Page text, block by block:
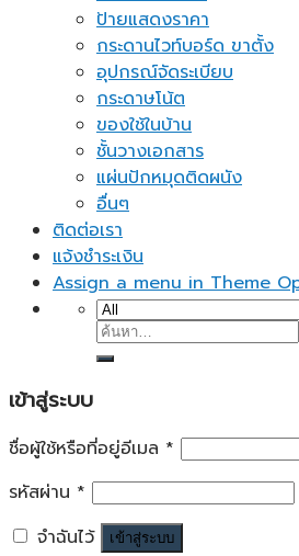
ป้ายแสดงราคา
กระดานไวท์บอร์ด ขาตั้ง
อุปกรณ์จัดระเบียบ
กระดาษโน้ต
ของใช้ในบ้าน
ชั้นวางเอกสาร
แผ่นปักหมุดติดผนัง
อื่นๆ
ติดต่อเรา
แจ้งชำระเงิน
Assign a menu in Theme
ค้นหา:
เข้าสู่ระบบ
ชื่อผู้ใช้หรือที่อยู่อีเมล *
รหัสผ่าน *
จำฉันไว้
เข้าสู่ระบบ